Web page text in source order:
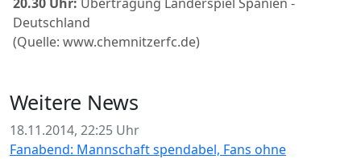
Deutschland
(Quelle: www.chemnitzerfc.de)
Weitere News
18.11.2014, 22:25 Uhr
Fanabend: Mannschaft spendabel, Fans ohne